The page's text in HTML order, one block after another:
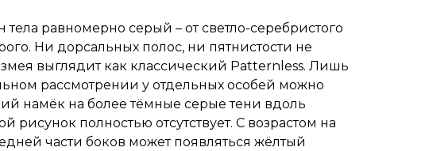
равномерно серый – от светло-серебристого
Ни дорсальных полос, ни пятнистости не
выглядит как классический Patternless. Лишь
рассмотрении у отдельных особей можно
намёк на более тёмные серые тени вдоль
рисунок полностью отсутствует. С возрастом на
части боков может появляться жёлтый